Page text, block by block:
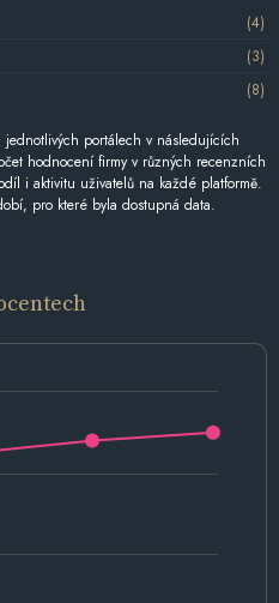
(4)
(3)
(8)
portálech v následujících
hodnocení firmy v různých recenzních
i aktivitu uživatelů na každé platformě.
pro které byla dostupná data.